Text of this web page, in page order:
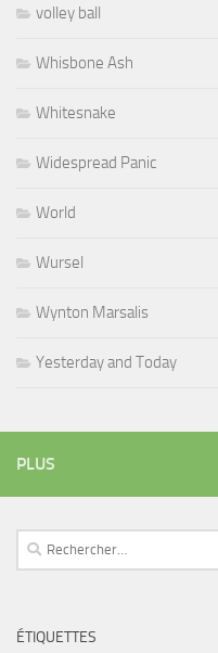
volley ball
Whisbone Ash
Whitesnake
Widespread Panic
World
Wursel
Wynton Marsalis
Yesterday and Today
PLUS
Rechercher :
ÉTIQUETTES